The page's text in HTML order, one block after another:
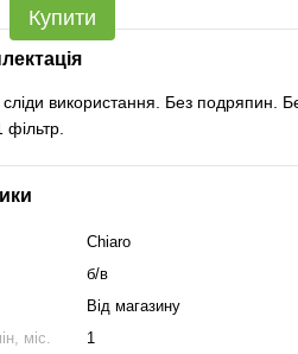
Купити
сліди використання. Без подряпин.
Chiaro
б/в
Від магазину
міс.
1